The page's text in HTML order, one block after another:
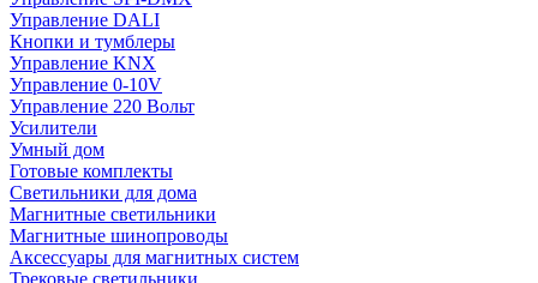
Управление DALI
Кнопки и тумблеры
Управление KNX
Управление 0-10V
Управление 220 Вольт
Усилители
Умный дом
Готовые комплекты
Светильники для дома
Магнитные светильники
Магнитные шинопроводы
Аксессуары для магнитных систем
Трековые светильники